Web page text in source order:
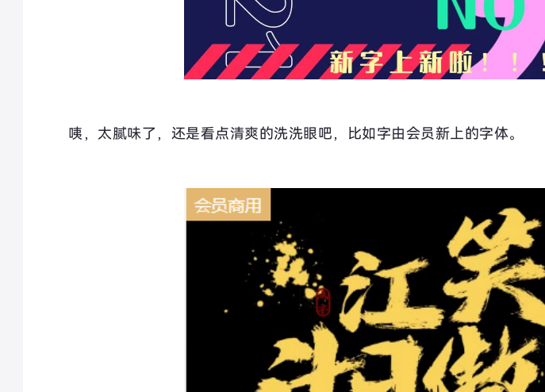
咦，太腻味了，还是看点清爽的洗洗眼吧，比如字由会员新上的字体。